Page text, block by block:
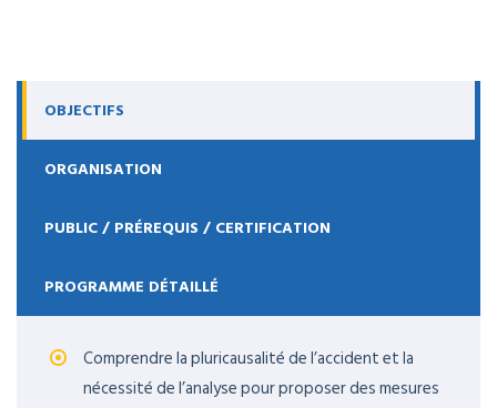
OBJECTIFS
ORGANISATION
PUBLIC / PRÉREQUIS / CERTIFICATION
PROGRAMME DÉTAILLÉ
Comprendre la pluricausalité de l’accident et la
nécessité de l’analyse pour proposer des mesures